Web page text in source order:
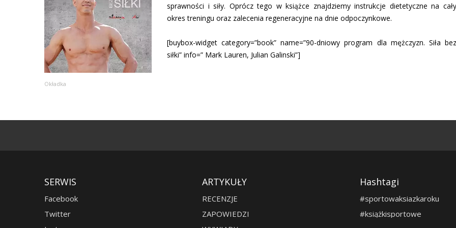
Okładka
sprawności i siły. Oprócz tego w książce znajdziemy instrukcje dietetyczne na cały
okres treningu oraz zalecenia regeneracyjne na dnie odpoczynkowe.
[buybox-widget category=”book” name=”90-dniowy program dla mężczyzn. Siła bez
siłki” info=” Mark Lauren, Julian Galinski”]
SERWIS
Facebook
Twitter
ARTYKUŁY
RECENZJE
ZAPOWIEDZI
Hashtagi
#sportowaksiazkaroku
#książkisportowe